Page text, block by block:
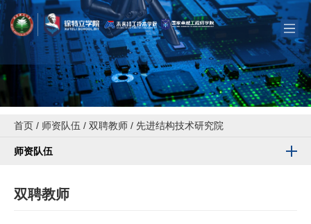
首页 / 师资队伍 / 双聘教师 / 先进结构技术研究院
师资队伍
双聘教师